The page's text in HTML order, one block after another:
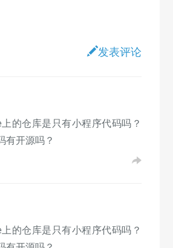
发表评论
的仓库是只有小程序代码吗？
有开源吗？
的仓库是只有小程序代码吗？